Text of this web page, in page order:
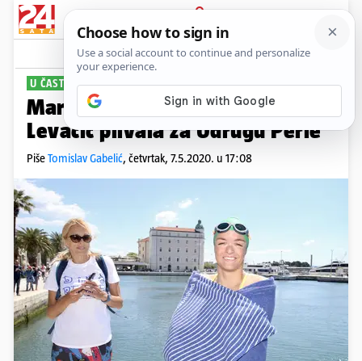
PRIJAVA
Sport Komentari
U ČAST SVETOG DUJE
Maratonka - humanitarka Dina
Levačić plivala za Udrugu Perle
PišeTomislav Gabelić, četvrtak, 7.5.2020. u 17:08